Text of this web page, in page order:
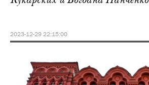
2023-12-29 22:15:00